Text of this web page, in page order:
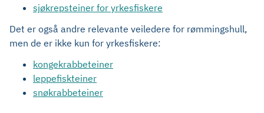
sjøkrepsteiner for yrkesfiskere
Det er også andre relevante veiledere for rømmingshull,
men de er ikke kun for yrkesfiskere:
kongekrabbeteiner
leppefiskteiner
snøkrabbeteiner